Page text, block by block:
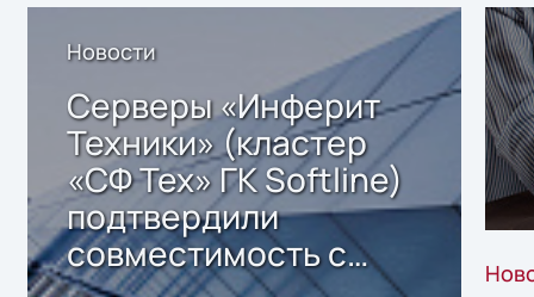
Новости
Серверы «Инферит
Техники» (кластер
«СФ Тех» ГК Softline)
подтвердили
совместимость с